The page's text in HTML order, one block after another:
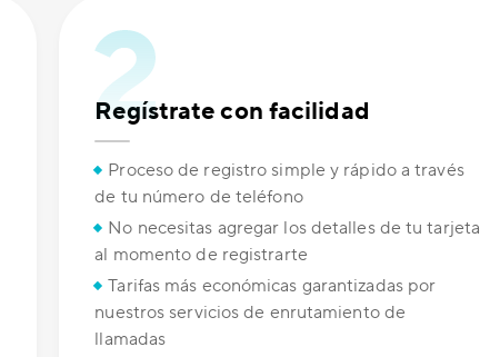
Regístrate con facilidad
Proceso de registro simple y rápido a través
de tu número de teléfono
No necesitas agregar los detalles de tu tarjeta
al momento de registrarte
Tarifas más económicas garantizadas por
nuestros servicios de enrutamiento de
llamadas